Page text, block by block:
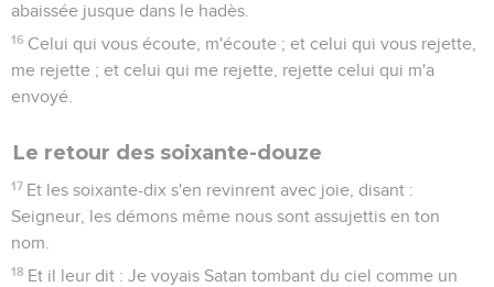
abaissée jusque dans le hadès.
16 Celui qui vous écoute, m'écoute ; et celui qui vous rejette,
me rejette ; et celui qui me rejette, rejette celui qui m'a
envoyé.
Le retour des soixante-douze
17 Et les soixante-dix s'en revinrent avec joie, disant :
Seigneur, les démons même nous sont assujettis en ton
nom.
18 Et il leur dit : Je voyais Satan tombant du ciel comme un